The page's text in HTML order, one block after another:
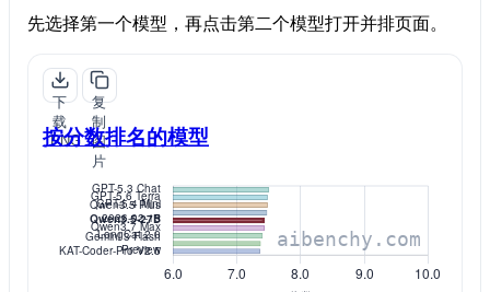
先选择第一个模型，再点击第二个模型打开并排页面。
下
载
PNG
复
制
图
片
按分数排名的模型